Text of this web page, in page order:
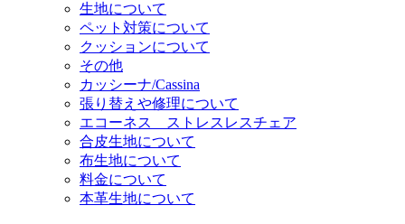
生地について
ペット対策について
クッションについて
その他
カッシーナ/Cassina
張り替えや修理について
エコーネス ストレスレスチェア
合皮生地について
布生地について
料金について
本革生地について